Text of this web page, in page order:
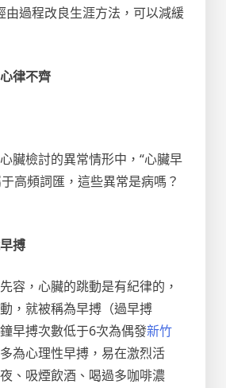
由過程改良生涯方法，可以減緩
律不齊
臟檢討的異常情形中，“心臟早
高頻詞匯，這些異常是病嗎？
搏
容，心臟的跳動是有紀律的，
，就被稱為早搏（過早搏
早搏次數低于6次為偶發新竹
為心理性早搏，易在激烈活
、吸煙飲酒、喝過多咖啡濃